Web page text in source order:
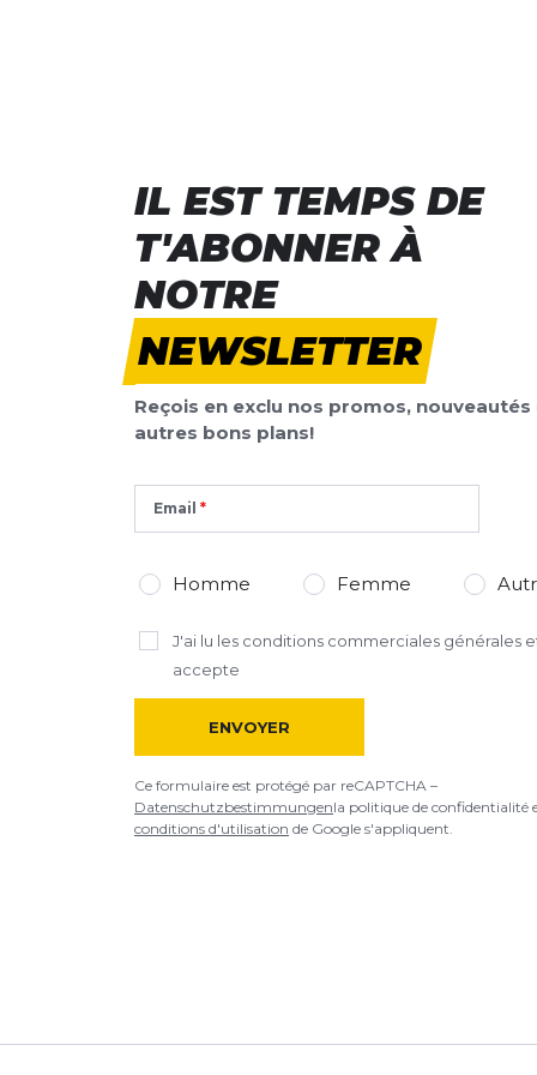
Titre de votre avis
Titre de votre avis
Votre avis detaillé
Votre avis detaillé
Champs requis
AJOUTER UN AVIS
Ce formulaire est protégé par reCAPTCHA –
de Google s'appliquent.
IL EST TEMPS DE
T'ABONNER À
NOTRE
NEWSLETTER
Reçois en exclu nos promos, nouveautés
autres bons plans!
Email
Homme Femme
J'ai lu les conditions commerciales générales
accepte
ENVOYER
Ce formulaire est protégé par reCAPTCHA –
Datenschutzbestimmungenla politique de confidentialité
conditions d'utilisation de Google s'appliquent.